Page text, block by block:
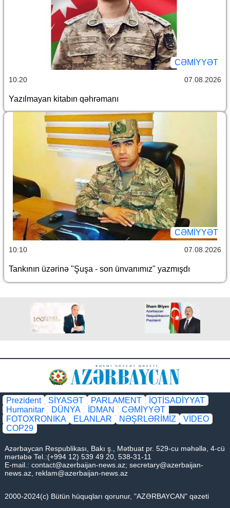
CƏMİYYƏT
10:20 07.08.2026
Yazılmayan kitabın qəhrəmanı
CƏMİYYƏT
10:10 07.08.2026
Tankının üzərinə "Şuşa - son ünvanımız" yazmışdı
Prezident SİYASƏT PARLAMENT
İQTİSADİYYAT
Humanitar
DÜNYA İDMAN
CƏMİYYƏT
FOTOXRONIKA
ELANLAR NƏŞRLƏRİMİZ
VİDEO
COP29
Azərbaycan Respublikası, Bakı ş., Mətbuat pr. 529-cu məhəllə, 4-cü
mərtəbə Tel.:(+994 12) 539 49 20, 538-31-11
E-mail.: contact@azerbaijan-news.az; secretary@azerbaijan-
news.az, reklam@azerbaijan-news.az
2000-2024(c) Bütün hüquqları qorunur, "AZƏRBAYCAN" qəzeti